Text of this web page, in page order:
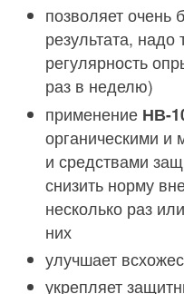
позволяет очень
результата,
регулярность
раз в неделю)
применение НВ-
органическими
и средствами
снизить норму
несколько раз
них
улучшает
укрепляет